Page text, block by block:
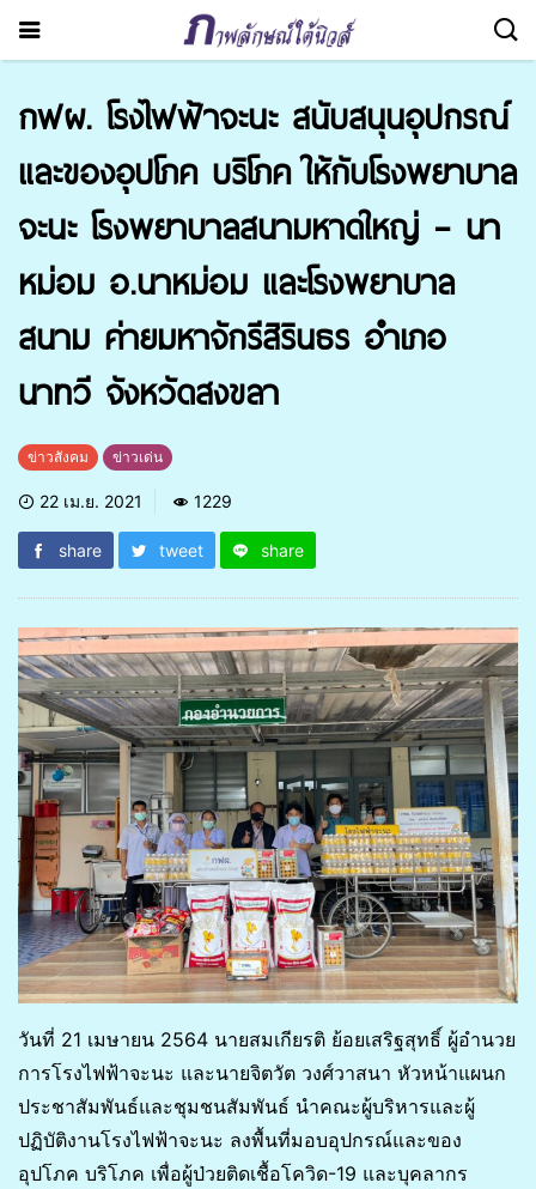
กฟผ. โรงไฟฟ้าจะนะ สนับสนุนอุปกรณ์
และของอุปโภค บริโภค ให้กับโรงพยาบาล
จะนะ โรงพยาบาลสนามหาดใหญ่ – นา
หม่อม อ.นาหม่อม และโรงพยาบาล
สนาม ค่ายมหาจักรีสิรินธร อำเภอ
นาทวี จังหวัดสงขลา
ข่าวสังคม ข่าวเด่น
22 เม.ย. 2021 1229
share tweet share
วันที่ 21 เมษายน 2564 นายสมเกียรติ ย้อยเสริฐสุทธิ์ ผู้อำนวย
การโรงไฟฟ้าจะนะ และนายจิตวัต วงศ์วาสนา หัวหน้าแผนก
ประชาสัมพันธ์และชุมชนสัมพันธ์ นำคณะผู้บริหารและผู้
ปฏิบัติงานโรงไฟฟ้าจะนะ ลงพื้นที่มอบอุปกรณ์และของ
อุปโภค บริโภค เพื่อผู้ป่วยติดเชื้อโควิด-19 และบุคลากร